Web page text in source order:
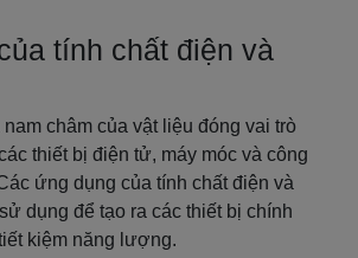
tính chất điện và
châm của vật liệu đóng vai trò
thiết bị điện tử, máy móc và công
ứng dụng của tính chất điện và
dụng để tạo ra các thiết bị chính
kiệm năng lượng.